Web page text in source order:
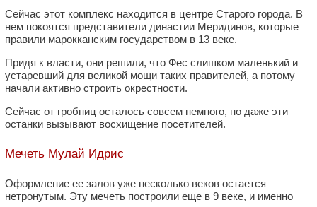
Сейчас этот комплекс находится в центре Старого города. В
нем покоятся представители династии Меридинов, которые
правили марокканским государством в 13 веке.
Придя к власти, они решили, что Фес слишком маленький и
устаревший для великой мощи таких правителей, а потому
начали активно строить окрестности.
Сейчас от гробниц осталось совсем немного, но даже эти
останки вызывают восхищение посетителей.
Мечеть Мулай Идрис
Оформление ее залов уже несколько веков остается
нетронутым. Эту мечеть построили еще в 9 веке, и именно